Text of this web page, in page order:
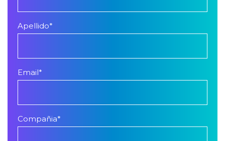
Apellido*
Email*
Compañia*